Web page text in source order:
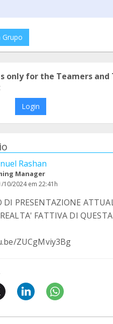
Grupo
only for the Teamers
Login
Rashan
Manager
10/2024 em 22:41h
DI PRESENTAZIONE
FATTIVA DI
ZUCgMviy3Bg